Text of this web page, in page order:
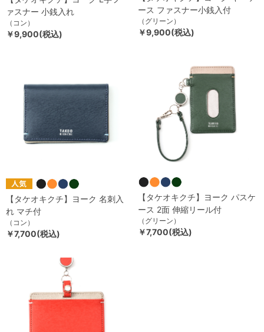
ァスナー 小銭入れ
（コン）
￥9,900(税込)
ース ファスナー小銭入付
（グリーン）
￥9,900(税込)
【タケオキクチ】ヨーク 名刺入
れ マチ付
（コン）
￥7,700(税込)
【タケオキクチ】ヨーク パスケ
ース 2面 伸縮リール付
（グリーン）
￥7,700(税込)